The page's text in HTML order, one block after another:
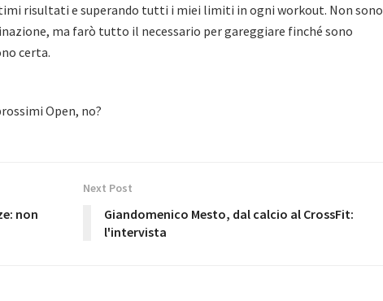
risultati e superando tutti i miei limiti in ogni workout. Non sono
ma farò tutto il necessario per gareggiare finché sono
certa.
Open, no?
non
Next Post
Giandomenico Mesto, dal calcio al CrossFit:
l'intervista